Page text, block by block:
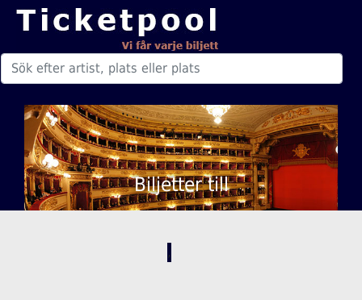
Biljetter till
,